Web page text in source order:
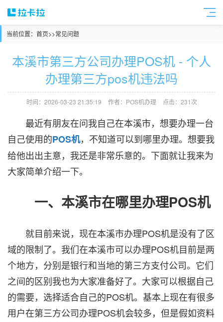
当前位置： 首页>>常见问题
本溪市第三方公司办理POS机 - 个人
办理第三方pos机违法吗
时间：2026-03-23 21:35:19 作者：POS机办理 点击：231次
最近有朋友在问我自己在本溪市，想要办理一台
自己使用的POS机，不知道可以到哪里办理。想要我
给他出出主意，我还是非常乐意的。下面就让我来为
大家简单介绍一下。
一、本溪市在哪里办理POS机
就目前来说，现在本溪市办理POS机是没有了区
域的限制了。我们在本溪市可以办理POS机目前是两
个地方，分别是银行和当地的第三方支付公司。它们
之间的区别我也为大家准备好了。大家可以根据自己
的需要，选择适合自己的POS机。基本上现在有很多
用户在第三方公司办理POS机会较多，但是假如资料